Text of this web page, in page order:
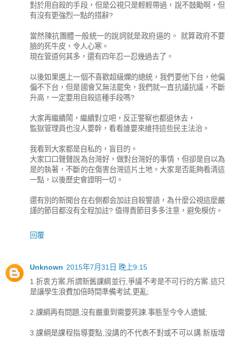
對於用自殺的手段，但是公視只是輕輕帶過，說不鼓勵啊，但
有沒有更強烈一點的措辭?
當然陳抗團體一般統一的說詞就是政府逼的。 就算政府不要
臉的死牛皮，令人心寒。
現在管道何其多，還有四年忍一忍幾過去了。
以後如果選上一個不喜歡超級爛的總統，我們要他下台，他偏
偏不下台，但是國會又無法罷免，我們就一直抗議抗議，不斷
升高，一定要用自殺這種手段嗎?
大家再繼續鬧，繼續對立吧，反正警察也都退休去，
監獄管理員也沒人要幹，看看誰要來維持這些民主法治。
我看到大家都是自私的，盲目的。
大家口口聲聲說為台灣好，做對台灣好的事情，但卻是自以為
是的執著，不斷的在傷害台灣這片土地。大家是否能夠看清這
一點，以後歷史會證明一切。
還有別的新聞台在右側都会加註自殺警語，為什麼公視這麼嚴
謹的節目都沒有全程加註? 值得貴節目多多注意，避免模仿。
回覆
Unknown 2015年7月31日 晚上9:15
1.折衷方案,所謂新舊課綱並行,爭議不考是不可行的方案.這只
是讓學生浪費加倍時間準備考試,更亂;
2.課綱再有問題,沒有嚴重到需要死諫.事態至今令人遺憾;
3.課綱是課程指導要點,沒講的不代表不對或不可以講.新版增